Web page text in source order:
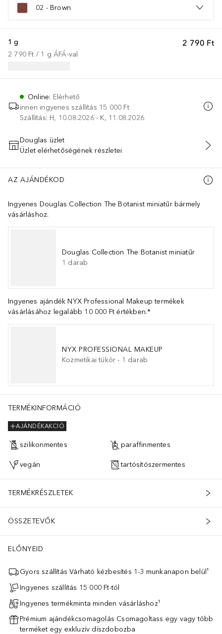
02 - Brown
2 790 Ft
1 g
2 790 Ft / 1 g ÁFÁ-val
Online: Elérhető
innen ingyenes szállítás 15 000 Ft
Szállítás: H, 10.08.2026 - K, 11.08.2026
KOSÁRBA HELYEZÉS
Douglas üzlet
Üzlet elérhetőségének részletei
AZ AJÁNDÉKOD
Ingyenes Douglas Collection The Botanist miniatűr bármely
vásárláshoz.
Douglas Collection The Botanist miniatűr
1 darab
Ingyenes ajándék NYX Professional Makeup termékek
vásárlásához legalább 10 000 Ft értékben.*
NYX PROFESSIONAL MAKEUP
Kozmetikai tükör - 1 darab
TERMÉKINFORMÁCIÓ
AJÁNDÉKAKCIÓ
szilikonmentes paraffinmentes
vegán tartósítószermentes
TERMÉKRÉSZLETEK
ÖSSZETEVŐK
ELŐNYEID
Gyors szállítás Várható kézbesítés 1-3 munkanapon belül¹
Ingyenes szállítás 15 000 Ft-tól
Ingyenes termékminta minden vásárláshoz¹
Prémium ajándékcsomagolás Csomagoltass egy vagy több
terméket egy exkluzív díszdobozba